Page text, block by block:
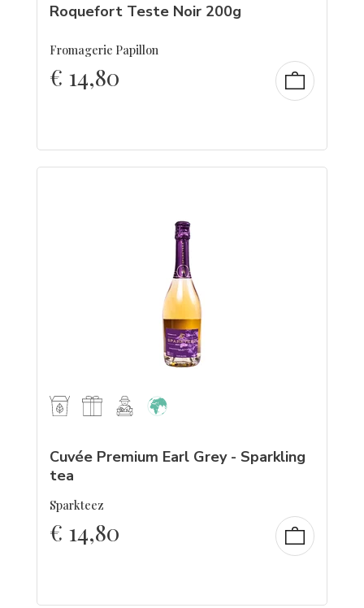
Roquefort Teste Noir 200g
Fromagerie Papillon
€ 14,80
Cuvée Premium Earl Grey - Sparkling
tea
Sparkteez
€ 14,80